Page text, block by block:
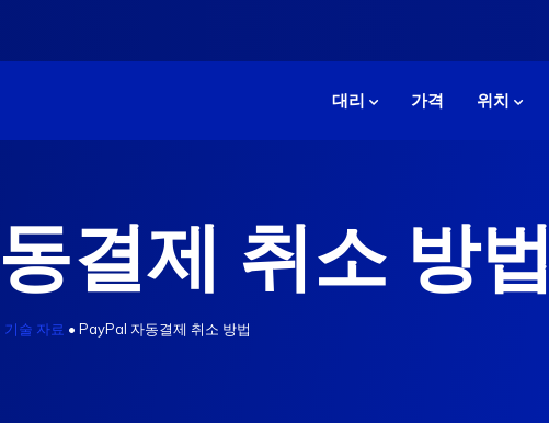
대리 가격 위치
결제 취소 방법
기술 자료 • PayPal 자동결제 취소 방법